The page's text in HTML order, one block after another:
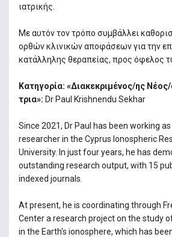
ιατρικής.
Με αυτόν τον τρόπο συμβάλλει
ορθών κλινικών αποφάσεων για την
κατάλληλης θεραπείας, προς όφελος
Κατηγορία: «Διακεκριμένος/ης
τρια»: Dr Paul Krishnendu Sekhar
Since 2021, Dr Paul has been working
researcher in the Cyprus Ionospheric
University. In just four years, he has
outstanding research output, with 15
indexed journals.
At present, he is coordinating through
Center a research project on the study
in the Earth's ionosphere, which has